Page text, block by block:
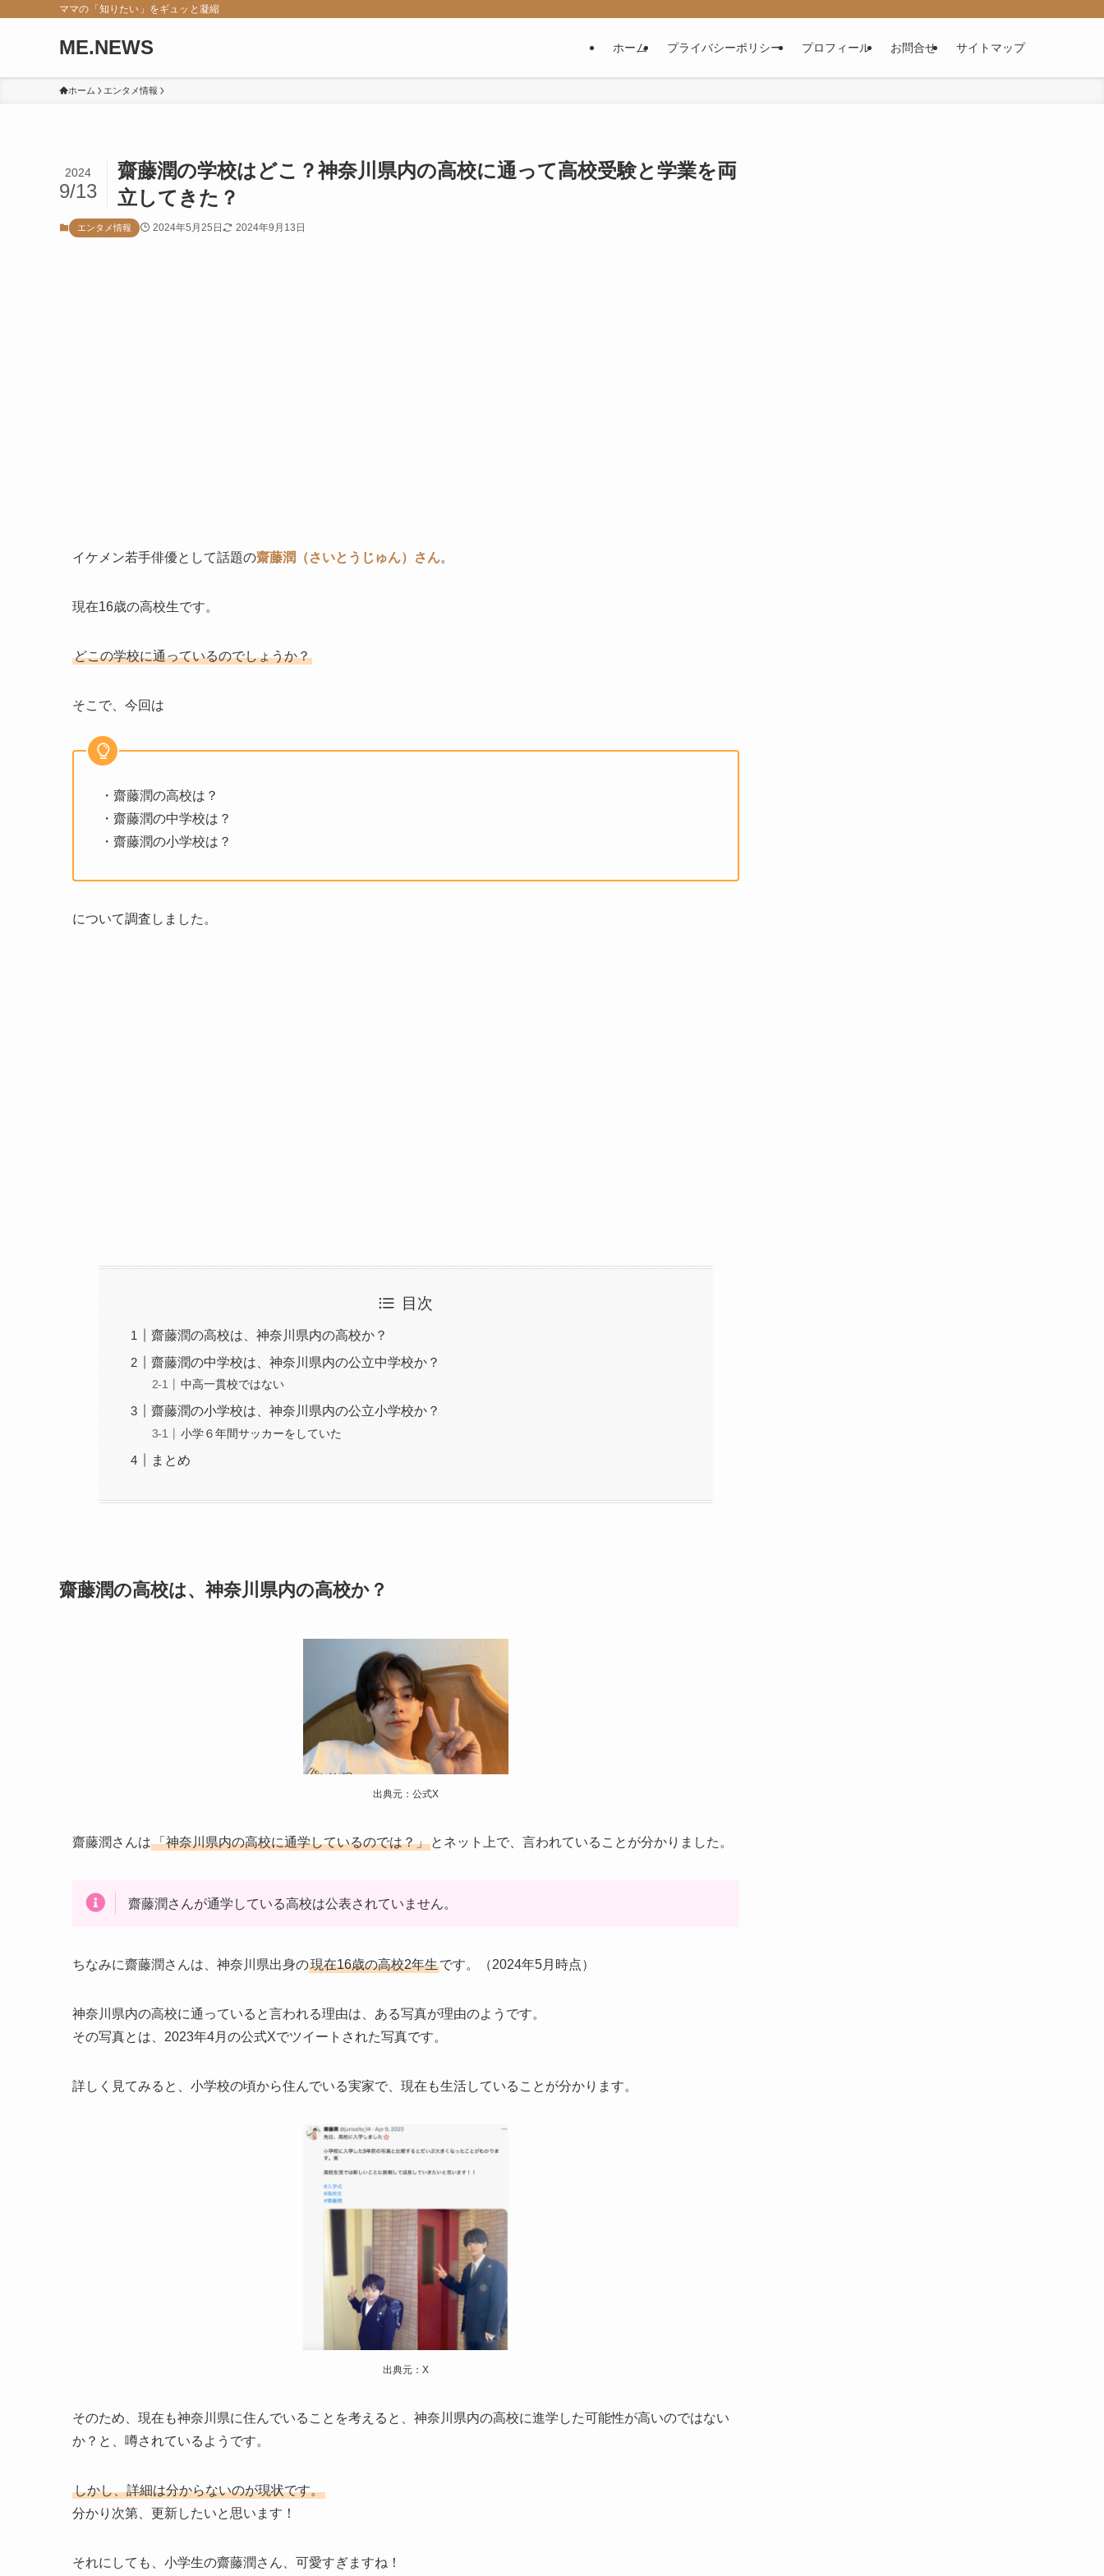
ママの「知りたい」をギュッと凝縮
ME.NEWS ホーム プライバシーポリシー プロフィール お問合せ サイトマップ
ホーム エンタメ情報
齋藤潤の学校はどこ？神奈川県内の高校に通って高校受験と学業を両
立してきた？
2024
9/13
エンタメ情報 2024年5月25日 2024年9月13日
イケメン若手俳優として話題の齋藤潤（さいとうじゅん）さん。
現在16歳の高校生です。
どこの学校に通っているのでしょうか？
そこで、今回は
・齋藤潤の高校は？
・齋藤潤の中学校は？
・齋藤潤の小学校は？
について調査しました。
目次
齋藤潤の高校は、神奈川県内の高校か？
齋藤潤の中学校は、神奈川県内の公立中学校か？
中高一貫校ではない
齋藤潤の小学校は、神奈川県内の公立小学校か？
小学６年間サッカーをしていた
まとめ
齋藤潤の高校は、神奈川県内の高校か？
出典元：公式X
齋藤潤さんは「神奈川県内の高校に通学しているのでは？」 とネット上で、言われていることが分かりました。
齋藤潤さんが通学している高校は公表されていません。
ちなみに齋藤潤さんは、神奈川県出身の現在16歳の高校2年生です。（2024年5月時点）
神奈川県内の高校に通っていると言われる理由は、ある写真が理由のようです。
その写真とは、2023年4月の公式Xでツイートされた写真です。
詳しく見てみると、小学校の頃から住んでいる実家で、現在も生活していることが分かります。
出典元：X
そのため、現在も神奈川県に住んでいることを考えると、神奈川県内の高校に進学した可能性が高いのではない
か？と、噂されているようです。
しかし、詳細は分からないのが現状です。
分かり次第、更新したいと思います！
それにしても、小学生の齋藤潤さん、可愛すぎますね！